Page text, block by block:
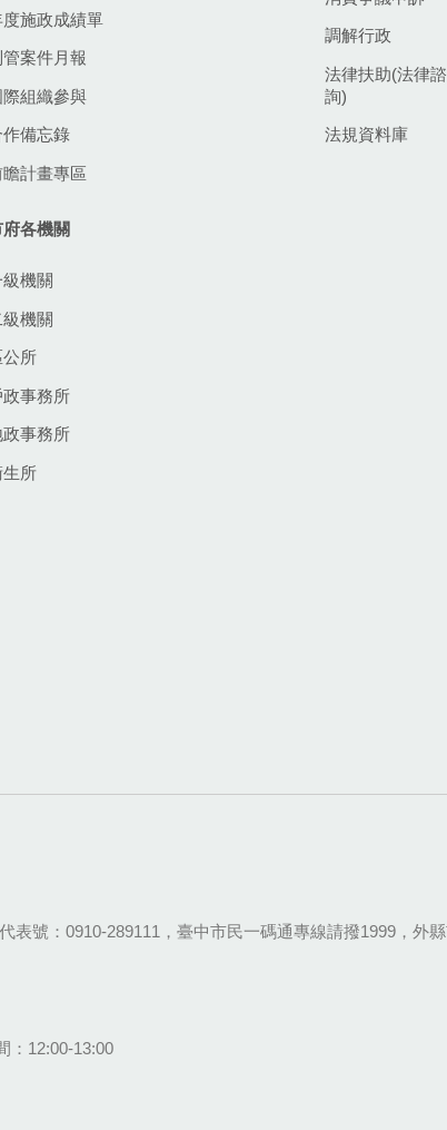
度施政成績單
管案件月報
際組織參與
作備忘錄
瞻計畫專區
調解行政
法律扶助(法律諮
詢)
法規資料庫
各機關
機關
級機關
公所
政事務所
政事務所
生所
表號：0910-289111，臺中市民一碼通專線請撥1999，外
：12:00-13:00